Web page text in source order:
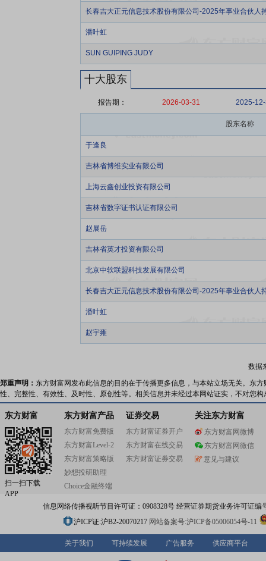
长春吉大正元信息技术股份有限公司-2025年事业合伙人
潘叶虹
SUN GUIPING JUDY
十大股东
报告期： 2026-03-31 2025-
股东名称
于逢良
吉林省博维实业有限公司
上海云鑫创业投资有限公司
吉林省数字证书认证有限公司
赵展岳
吉林省英才投资有限公司
北京中软联盟科技发展有限公司
长春吉大正元信息技术股份有限公司-2025年事业合伙人
潘叶虹
赵宇雍
数据
郑重声明： 东方财富网发布此信息的目的在于传播更多信息，与本站立场无关。东
性、完整性、有效性、及时性、原创性等。相关信息并未经过本网站证实，不对您
东方财富
扫一扫下载
APP
东方财富产品
东方财富免费版
东方财富Level-2
东方财富策略版
妙想投研助理
Choice金融终端
证券交易
东方财富证券开户
东方财富在线交易
东方财富证券交易
关注东方财富
东方财富网微博
东方财富网微信
意见与建议
信息网络传播视听节目许可证：0908328号 经营证券期货业务许可证编
沪ICP证:沪B2-20070217 网站备案号:沪ICP备05006054号-11
关于我们 可持续发展 广告服务 供应商平台